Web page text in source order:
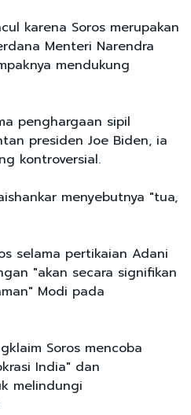
karena Soros merupakan
Menteri Narendra
mendukung
penghargaan sipil
presiden Joe Biden, ia
kontroversial.
menyebutnya "tua,
selama pertikaian Adani
"akan secara signifikan
Modi pada
Soros mencoba
India" dan
melindungi